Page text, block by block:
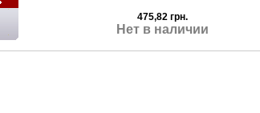
475,82 грн.
Нет в наличии